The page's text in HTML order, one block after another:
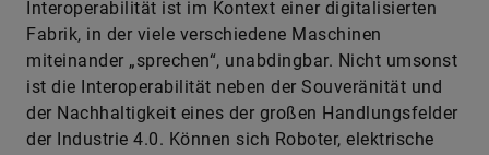
Interoperabilität ist im Kontext einer digitalisierten
Fabrik, in der viele verschiedene Maschinen
miteinander „sprechen“, unabdingbar. Nicht umsonst
ist die Interoperabilität neben der Souveränität und
der Nachhaltigkeit eines der großen Handlungsfelder
der Industrie 4.0. Können sich Roboter, elektrische